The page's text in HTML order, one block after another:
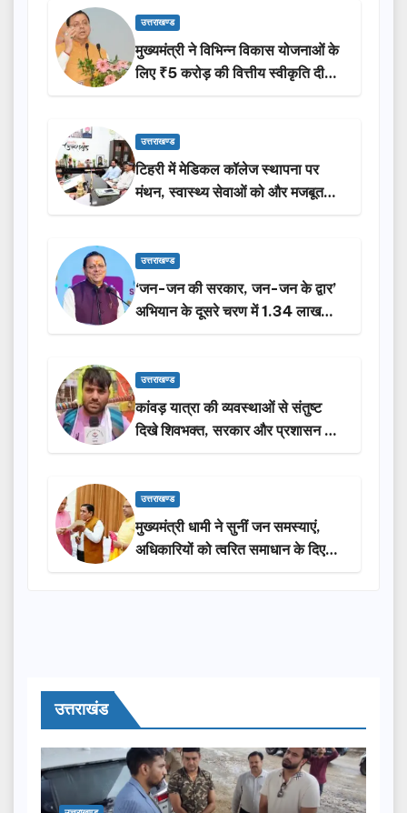
उत्तराखण्ड
मुख्यमंत्री ने विभिन्न विकास योजनाओं के
लिए ₹5 करोड़ की वित्तीय स्वीकृति दी…
उत्तराखण्ड
टिहरी में मेडिकल कॉलेज स्थापना पर
मंथन, स्वास्थ्य सेवाओं को और मजबूत
करेगी सरकार: मुख्यमंत्री धामी…
उत्तराखण्ड
‘जन-जन की सरकार, जन-जन के द्वार’
अभियान के दूसरे चरण में 1.34 लाख
लोगों की भागीदारी…
उत्तराखण्ड
कांवड़ यात्रा की व्यवस्थाओं से संतुष्ट
दिखे शिवभक्त, सरकार और प्रशासन की
सराहना…
उत्तराखण्ड
मुख्यमंत्री धामी ने सुनीं जन समस्याएं,
अधिकारियों को त्वरित समाधान के दिए
निर्देश
उत्तराखंड